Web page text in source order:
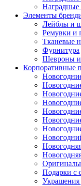
Наградные
Элементы
Лейблы и
Ремувки и
Тканевые
Фурнитура
Шевроны
Корпоративные
Подарки с
Украшения